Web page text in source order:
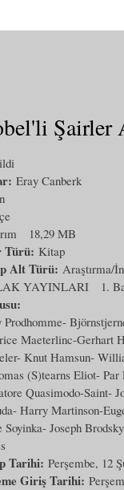
Şairler
Eray Canberk
18,29 MB
Türü: Kitap
Alt Türü: Araştırma/
YAYINLARI
1.
Prodhomme-
Maeterlinc-Gerhart
Knut Hamsun-
(S)tearns Eliot-
Quasimodo-Saint-
Harry Martinson-
Soyinka- Joseph
Tarihi: Perşembe, 12
Giriş Tarihi: